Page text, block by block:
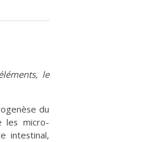
le
du
les micro-
intestinal,